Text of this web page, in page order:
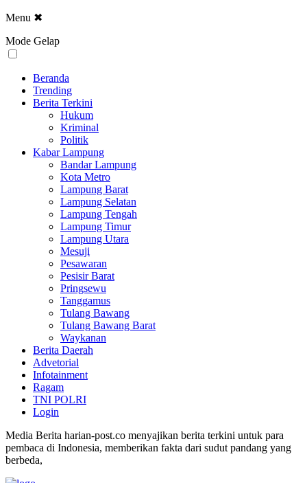
Menu ✖
Mode Gelap
Beranda
Trending
Berita Terkini
Hukum
Kriminal
Politik
Kabar Lampung
Bandar Lampung
Kota Metro
Lampung Barat
Lampung Selatan
Lampung Tengah
Lampung Timur
Lampung Utara
Mesuji
Pesawaran
Pesisir Barat
Pringsewu
Tanggamus
Tulang Bawang
Tulang Bawang Barat
Waykanan
Berita Daerah
Advetorial
Infotainment
Ragam
TNI POLRI
Login
Media Berita harian-post.co menyajikan berita terkini untuk para
pembaca di Indonesia, memberikan fakta dari sudut pandang yang
berbeda,